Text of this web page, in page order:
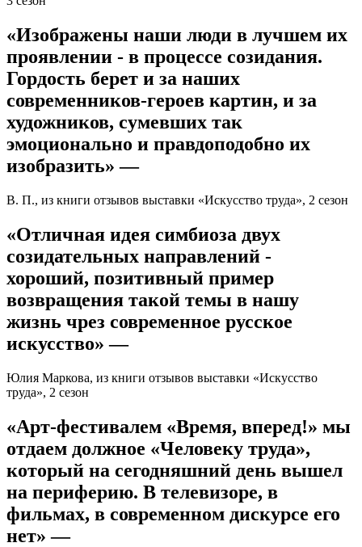
«Изображены наши люди в лучшем их
проявлении - в процессе созидания.
Гордость берет и за наших
современников-героев картин, и за
художников, сумевших так
эмоционально и правдоподобно их
изобразить» —
В. П., из книги отзывов выставки «Искусство труда», 2 сезон
«Отличная идея симбиоза двух
созидательных направлений -
хороший, позитивный пример
возвращения такой темы в нашу
жизнь чрез современное русское
искусство» —
Юлия Маркова, из книги отзывов выставки «Искусство
труда», 2 сезон
«Арт-фестивалем «Время, вперед!» мы
отдаем должное «Человеку труда»,
который на сегодняшний день вышел
на периферию. В телевизоре, в
фильмах, в современном дискурсе его
нет» —